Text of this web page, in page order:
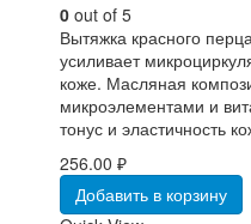
0 out of 5
Вытяжка красного
усиливает
коже. Масляная
микроэлементами и
тонус и эластичность
256.00 ₽
Добавить в корзину